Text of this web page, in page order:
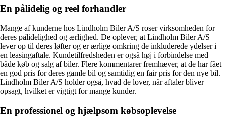
En pålidelig og reel forhandler
Mange af kunderne hos Lindholm Biler A/S roser virksomheden for
deres pålidelighed og ærlighed. De oplever, at Lindholm Biler A/S
lever op til deres løfter og er ærlige omkring de inkluderede ydelser i
en leasingaftale. Kundetilfredsheden er også høj i forbindelse med
både køb og salg af biler. Flere kommentarer fremhæver, at de har fået
en god pris for deres gamle bil og samtidig en fair pris for den nye bil.
Lindholm Biler A/S holder også, hvad de lover, når aftaler bliver
opsagt, hvilket er vigtigt for mange kunder.
En professionel og hjælpsom købsoplevelse